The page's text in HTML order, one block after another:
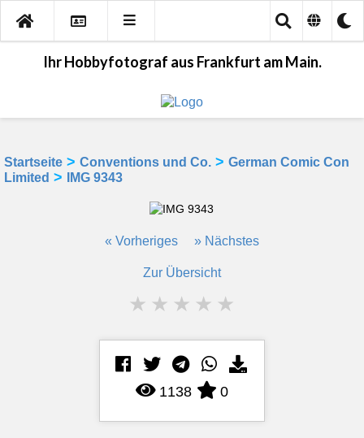
Ihr Hobbyfotograf aus Frankfurt am Main.
Startseite > Conventions und Co. > German Comic Con
Limited > IMG 9343
« Vorheriges » Nächstes
Zur Übersicht
★ ★ ★ ★ ★
1138 0